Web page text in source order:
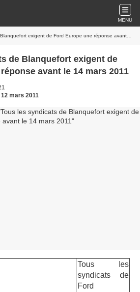
MENU
exigent de Ford Europe une réponse avant le 14 mars 2011
de Blanquefort exigent de
avant le 14 mars 2011
mars 2011
Tous les
syndicats de
Ford